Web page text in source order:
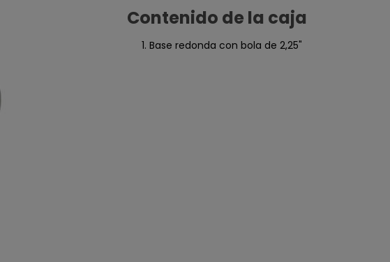
Contenido de la caja
Base redonda con bola de 2,25"